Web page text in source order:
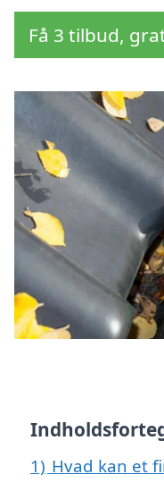
Få 3 tilbud,
1) Hvad kan et